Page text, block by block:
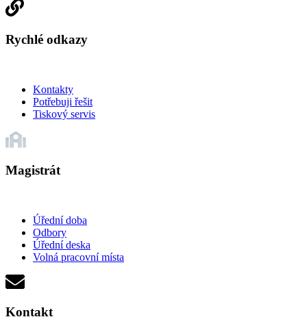
Rychlé odkazy
Kontakty
Potřebuji řešit
Tiskový servis
Magistrát
Úřední doba
Odbory
Úřední deska
Volná pracovní místa
Kontakt